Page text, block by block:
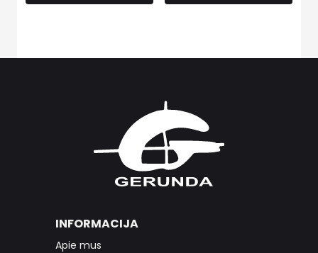
INFORMACIJA
Apie mus